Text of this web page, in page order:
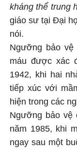
kháng thể trung
giáo sư tại Đại
nói.
Ngưỡng bảo
máu được xác
1942, khi hai
tiếp xúc với
hiện trong các
Ngưỡng bảo vệ
năm 1985, khi
ngay sau một